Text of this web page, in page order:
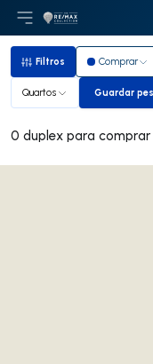
Abri menu principal
LogoIr para
Filtros
Filtros Comprar
Quartos Guardar